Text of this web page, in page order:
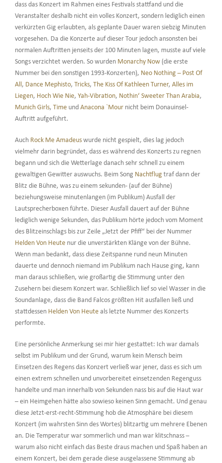
dass das Konzert im Rahmen eines Festivals stattfand und die
Veranstalter deshalb nicht ein volles Konzert, sondern lediglich einen
verkürzten Gig erlaubten, als geplante Dauer waren siebzig Minuten
vorgesehen. Da die Konzerte auf dieser Tour jedoch ansonsten bei
normalen Auftritten jenseits der 100 Minuten lagen, musste auf viele
Songs verzichtet werden. So wurden Monarchy Now(die erste
Nummer bei den sonstigen 1993-Konzerten), Neo Nothing – Post Of
All , Dance Mephisto, Tricks, The Kiss Of Kathleen Turner, Alles im
Liegen, Hoch Wie Nie, Yah-Vibration, Nothin‘ Sweeter Than Arabia,
Munich Girls, Timeund Anacona `Mournicht beim Donauinsel-
Auftritt aufgeführt.
Auch Rock Me Amadeuswurde nicht gespielt, dies lag jedoch
vielmehr darin begründet, dass es während des Konzerts zu regnen
begann und sich die Wetterlage danach sehr schnell zu einem
gewaltigen Gewitter auswuchs. Beim Song Nachtflugtraf dann der
Blitz die Bühne, was zu einem sekunden- (auf der Bühne)
beziehungsweise minutenlangen (im Publikum) Ausfall der
Lautsprecherboxen führte. Dieser Ausfall dauert auf der Bühne
lediglich wenige Sekunden, das Publikum hörte jedoch vom Moment
des Blitzeinschlags bis zur Zeile „Jetzt der Pfiff“ bei der Nummer
Helden Von Heutenur die unverstärkten Klänge von der Bühne.
Wenn man bedankt, dass diese Zeitspanne rund neun Minuten
dauerte und dennoch niemand im Publikum nach Hause ging, kann
man daraus schließen, wie großartig die Stimmung unter den
Zusehern bei diesem Konzert war. Schließlich lief so viel Wasser in die
Soundanlage, dass die Band Falcos größten Hit ausfallen ließ und
stattdessen Helden Von Heuteals letzte Nummer des Konzerts
performte.
Eine persönliche Anmerkung sei mir hier gestattet: Ich war damals
selbst im Publikum und der Grund, warum kein Mensch beim
Einsetzen des Regens das Konzert verließ war jener, dass es sich um
einen extrem schnellen und unvorbereitet einsetzenden Regenguss
handelte und man innerhalb von Sekunden nass bis auf die Haut war
– ein Heimgehen hätte also sowieso keinen Sinn gemacht. Und genau
diese Jetzt-erst-recht-Stimmung hob die Atmosphäre bei diesem
Konzert (im wahrsten Sinn des Wortes) blitzartig um mehrere Ebenen
an. Die Temperatur war sommerlich und man war klitschnass –
warum also nicht einfach das Beste draus machen und Spaß haben an
einem Konzert, bei dem gerade diese ausgelassene Stimmung ab